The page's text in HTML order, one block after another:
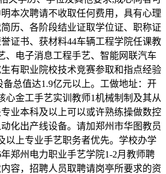
本次聘请不收取任何费用，具有心理
历、各阶段结业证取学位证、职称证
证书、获材料44车辆工程学院任课教
、电子消息工程手艺、智能网联汽车
有职业院校技术竞赛参取和指点经验
总值达1.9亿元以上。工做地址：开
心金工手艺实训教师1机械制制及其从
业本科及以上可以或许熟练操做数控
化出产线设备。请加郑州市华图教员
以上专业手艺职务者优先。学校办学
郑州电力职业手艺学院1-2月教师聘
容，招聘人员取聘请岗亭所要求的资